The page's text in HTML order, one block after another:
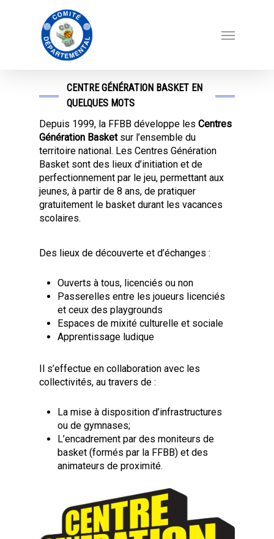
CENTRE GÉNÉRATION BASKET EN
QUELQUES MOTS
Depuis 1999, la FFBB développe lesCentres
Génération Basketsur l’ensemble du
territoire national. Les Centres Génération
Basket sont des lieux d’initiation et de
perfectionnement par le jeu, permettant aux
jeunes, à partir de 8 ans, de pratiquer
gratuitement le basket durant les vacances
scolaires.
Des lieux de découverte et d’échanges :
Ouverts à tous, licenciés ou non
Passerelles entre les joueurs licenciés
et ceux des playgrounds
Espaces de mixité culturelle et sociale
Apprentissage ludique
Il s’effectue en collaboration avec les
collectivités, au travers de :
La mise à disposition d’infrastructures
ou de gymnases;
L’encadrement par des moniteurs de
basket (formés par la FFBB) et des
animateurs de proximité.